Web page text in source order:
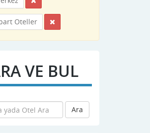
Oteller
VE BUL
Ara